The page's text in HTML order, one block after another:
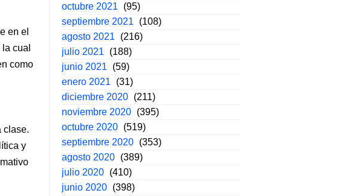
en el
cual
como
clase.
y
octubre 2021
(95)
septiembre 2021
(108)
agosto 2021
(216)
julio 2021
(188)
junio 2021
(59)
enero 2021
(31)
diciembre 2020 (211)
noviembre 2020 (395)
octubre 2020 (519)
septiembre 2020 (353)
agosto 2020 (389)
julio 2020 (410)
junio 2020 (398)